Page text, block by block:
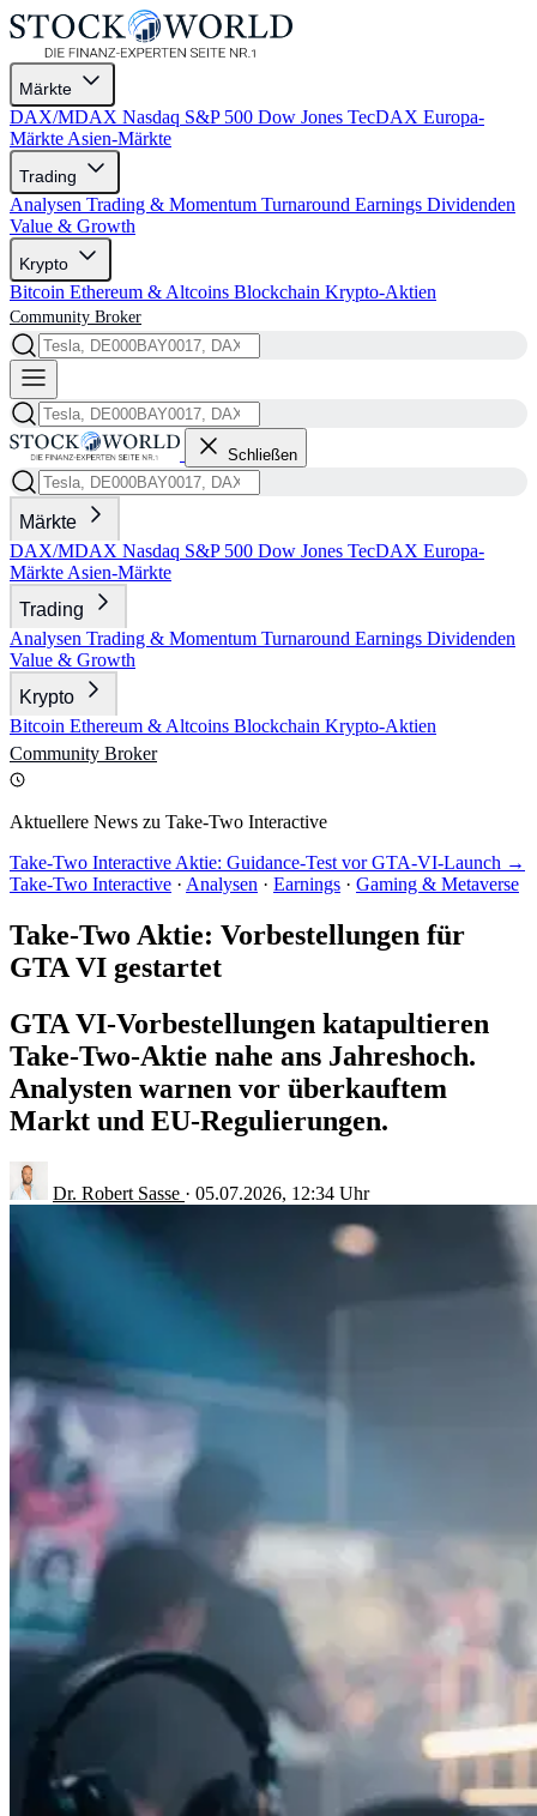
Märkte
DAX/MDAX Nasdaq S&P 500 Dow Jones TecDAX Europa-
Märkte Asien-Märkte
Trading
Analysen Trading & Momentum Turnaround Earnings Dividenden
Value & Growth
Krypto
Bitcoin Ethereum & Altcoins Blockchain Krypto-Aktien
Community Broker
Schließen
Märkte
DAX/MDAX Nasdaq S&P 500 Dow Jones TecDAX Europa-
Märkte Asien-Märkte
Trading
Analysen Trading & Momentum Turnaround Earnings Dividenden
Value & Growth
Krypto
Bitcoin Ethereum & Altcoins Blockchain Krypto-Aktien
Community Broker
Aktuellere News zu Take-Two Interactive
Take-Two Interactive Aktie: Guidance-Test vor GTA-VI-Launch →
Take-Two Interactive · Analysen · Earnings · Gaming & Metaverse
Take-Two Aktie: Vorbestellungen für
GTA VI gestartet
GTA VI-Vorbestellungen katapultieren
Take-Two-Aktie nahe ans Jahreshoch.
Analysten warnen vor überkauftem
Markt und EU-Regulierungen.
Dr. Robert Sasse · 05.07.2026, 12:34 Uhr